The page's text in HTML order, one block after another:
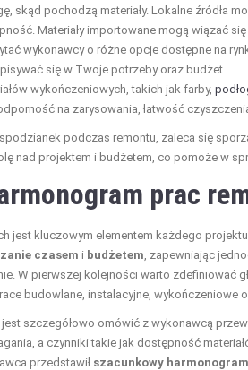
skąd pochodzą materiały. Lokalne źródła
Materiały importowane mogą wiązać
wykonawcy o różne opcje dostępne na
się w Twoje potrzeby oraz budżet.
wykończeniowych, takich jak farby,
na zarysowania, łatwość
podczas remontu, zaleca się
nad projektem i budżetem, co pomoże w
prac
jest kluczowym elementem każdego
czasem i budżetem , zapewniając
W pierwszej kolejności warto zdefiniować
budowlane, instalacyjne, wykończeniowe
szczegółowo omówić z wykonawcą
a czynniki takie jak dostępność
przedstawił szacunkowy harmonogram